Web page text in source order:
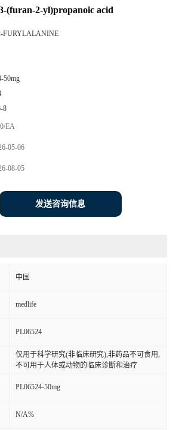
(furan-2-yl)propanoic acid
FURYLALANINE
50mg
8
EA
05-06
08-05
发送咨询信息
中国
medlife
PL06524
仅用于科学研究(非临床研究),非药品不可食用,
不可用于人体或动物的临床诊断和治疗
PL06524-50mg
N/A%